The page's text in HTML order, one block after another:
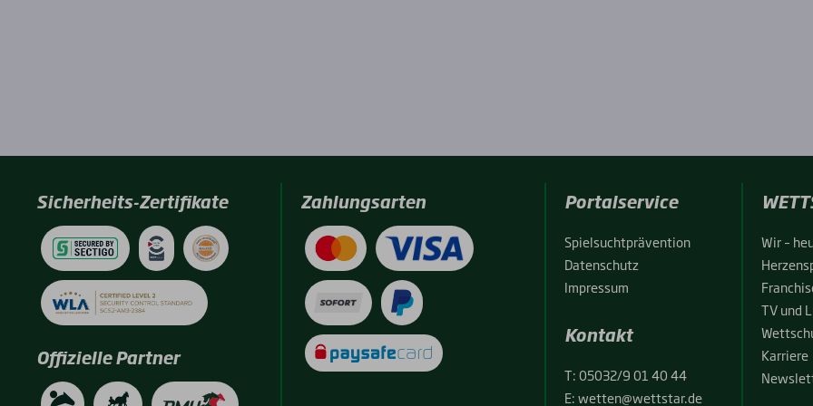
Sicherheits-Zertifikate
Offizielle Partner
Zahlungsarten Portalservice
Spiel­sucht­prä­ven­ti­on
Daten­schutz
Impres­sum
Kontakt
T:05032/9 01 40 44
E:wetten@wettstar.de
Wir –
TV und
Kar­rie­re